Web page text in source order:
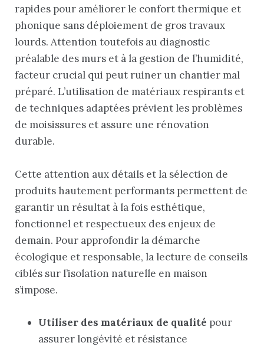
rapides pour améliorer le confort thermique et
phonique sans déploiement de gros travaux
lourds. Attention toutefois au diagnostic
préalable des murs et à la gestion de l’humidité,
facteur crucial qui peut ruiner un chantier mal
préparé. L’utilisation de matériaux respirants et
de techniques adaptées prévient les problèmes
de moisissures et assure une rénovation
durable.
Cette attention aux détails et la sélection de
produits hautement performants permettent de
garantir un résultat à la fois esthétique,
fonctionnel et respectueux des enjeux de
demain. Pour approfondir la démarche
écologique et responsable, la lecture de conseils
ciblés sur l’isolation naturelle en maison
s’impose.
Utiliser des matériaux de qualité pour
assurer longévité et résistance